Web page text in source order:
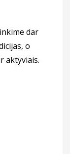
dar
o
aktyviais.